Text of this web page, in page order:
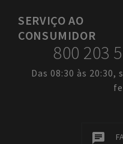
SERVIÇOAO
CONSUMIDOR
800 203
Das 08:30 às